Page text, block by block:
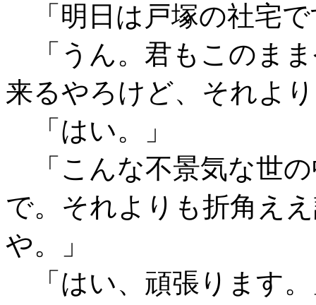
「明日は戸塚の社宅で
「うん。君もこのま
来るやろけど、それよ
「はい。」
「こんな不景気な世
で。それよりも折角え
や。」
「はい、頑張ります